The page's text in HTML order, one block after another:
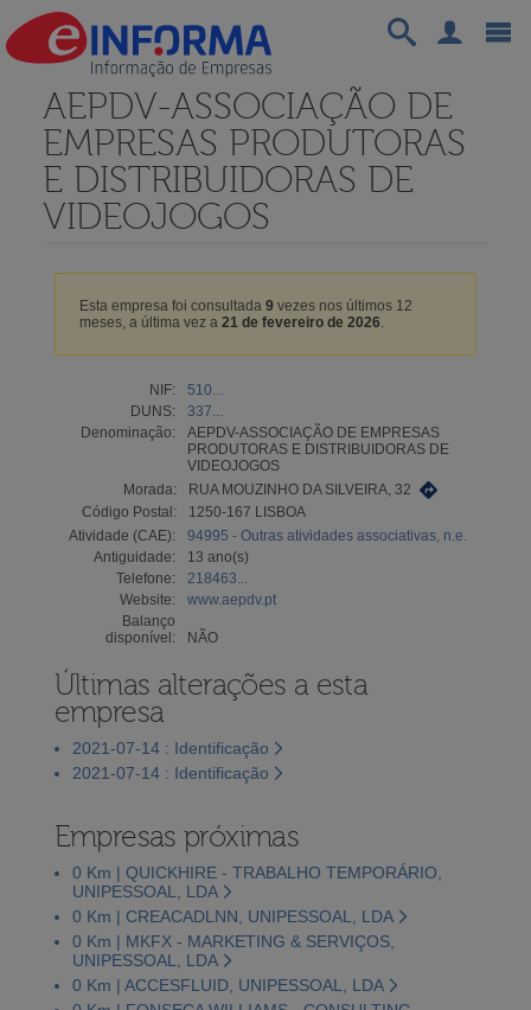
AEPDV-ASSOCIAÇÃO DE
EMPRESAS PRODUTORAS
E DISTRIBUIDORAS DE
VIDEOJOGOS
Esta empresa foi consultada 9 vezes nos últimos 12
meses, a última vez a 21 de fevereiro de 2026.
NIF:
510...
DUNS:
337...
Denominação:
AEPDV-ASSOCIAÇÃO DE EMPRESAS
PRODUTORAS E DISTRIBUIDORAS DE
VIDEOJOGOS
Morada:
RUA MOUZINHO DA SILVEIRA, 32
Código Postal:
1250-167 LISBOA
Atividade (CAE):
94995 - Outras atividades associativas, n.e.
Antiguidade:
13 ano(s)
Telefone:
218463...
Website:
www.aepdv.pt
Balanço
disponível:
NÃO
Últimas alterações a esta
empresa
2021-07-14 : Identificação
2021-07-14 : Identificação
Empresas próximas
0 Km | QUICKHIRE - TRABALHO TEMPORÁRIO,
UNIPESSOAL, LDA
0 Km | CREACADLNN, UNIPESSOAL, LDA
0 Km | MKFX - MARKETING & SERVIÇOS,
UNIPESSOAL, LDA
0 Km | ACCESFLUID, UNIPESSOAL, LDA